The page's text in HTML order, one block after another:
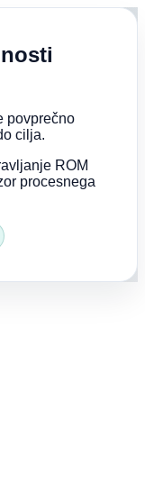
povprečno
cilja.
ROM
procesnega